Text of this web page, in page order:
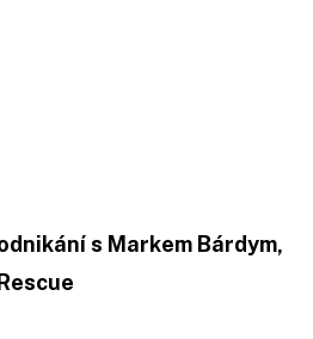
s Markem Bárdym,